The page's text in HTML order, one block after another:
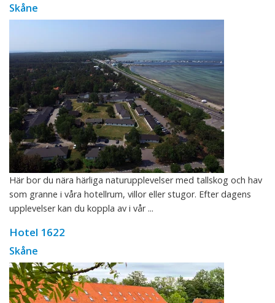
Skåne
Här bor du nära härliga naturupplevelser med tallskog och hav
som granne i våra hotellrum, villor eller stugor. Efter dagens
upplevelser kan du koppla av i vår ...
Hotel 1622
Skåne